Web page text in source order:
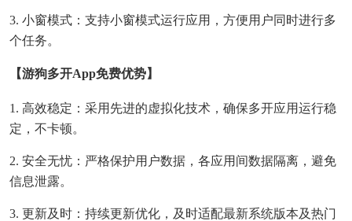
3. 小窗模式：支持小窗模式运行应用，方便用户同时进行多
个任务。
【游狗多开app免费优势】
1. 高效稳定：采用先进的虚拟化技术，确保多开应用运行稳
定，不卡顿。
2. 安全无忧：严格保护用户数据，各应用间数据隔离，避免
信息泄露。
3. 更新及时：持续更新优化，及时适配最新系统版本及热门